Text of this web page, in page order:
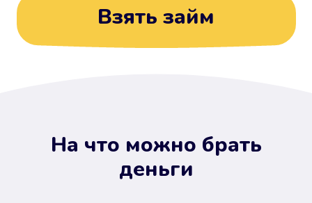
Взять займ
На что можно брать
деньги